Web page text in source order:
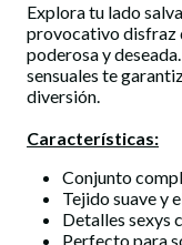
Explora tu lado
provocativo disfraz
poderosa y
sensuales te
diversión.
Características:
Conjunto
Tejido suave y
Detalles sexys
Perfecto para